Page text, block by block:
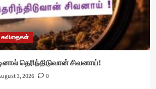
கவிதைகள்
தெரிந்திடுவான் சிவனாய்!
3, 2026 0